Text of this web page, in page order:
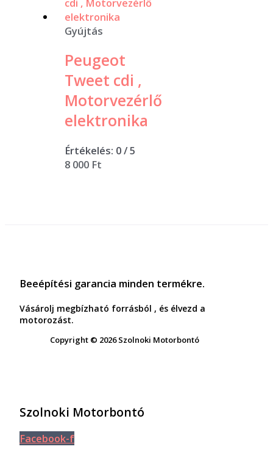
Gyújtás
Peugeot
Tweet cdi ,
Motorvezérlő
elektronika
Értékelés: 0/ 5
8 000 Ft
Beeépítési garancia minden termékre.
Vásárolj megbízható forrásból , és élvezd a
motorozást.
Copyright © 2026 Szolnoki Motorbontó
Szolnoki Motorbontó
Facebook-f